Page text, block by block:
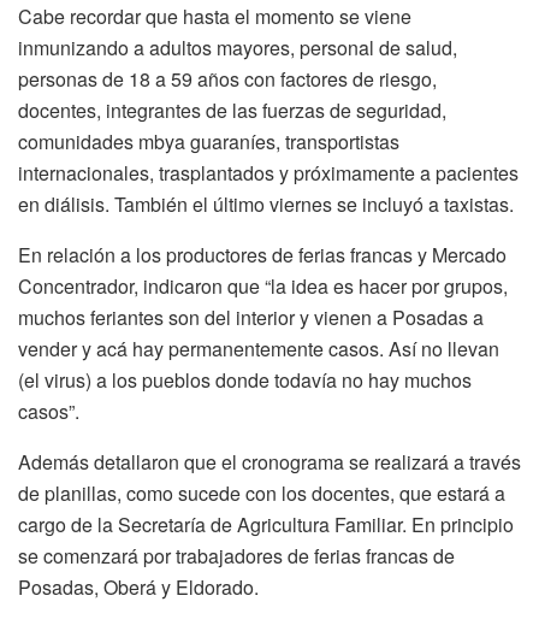
Cabe recordar que hasta el momento se viene
inmunizando a adultos mayores, personal de salud,
personas de 18 a 59 años con factores de riesgo,
docentes, integrantes de las fuerzas de seguridad,
comunidades mbya guaraníes, transportistas
internacionales, trasplantados y próximamente a pacientes
en diálisis. También el último viernes se incluyó a taxistas.
En relación a los productores de ferias francas y Mercado
Concentrador, indicaron que “la idea es hacer por grupos,
muchos feriantes son del interior y vienen a Posadas a
vender y acá hay permanentemente casos. Así no llevan
(el virus) a los pueblos donde todavía no hay muchos
casos”.
Además detallaron que el cronograma se realizará a través
de planillas, como sucede con los docentes, que estará a
cargo de la Secretaría de Agricultura Familiar. En principio
se comenzará por trabajadores de ferias francas de
Posadas, Oberá y Eldorado.